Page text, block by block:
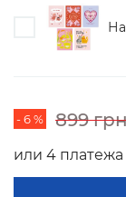
- 6 % 899
или 4